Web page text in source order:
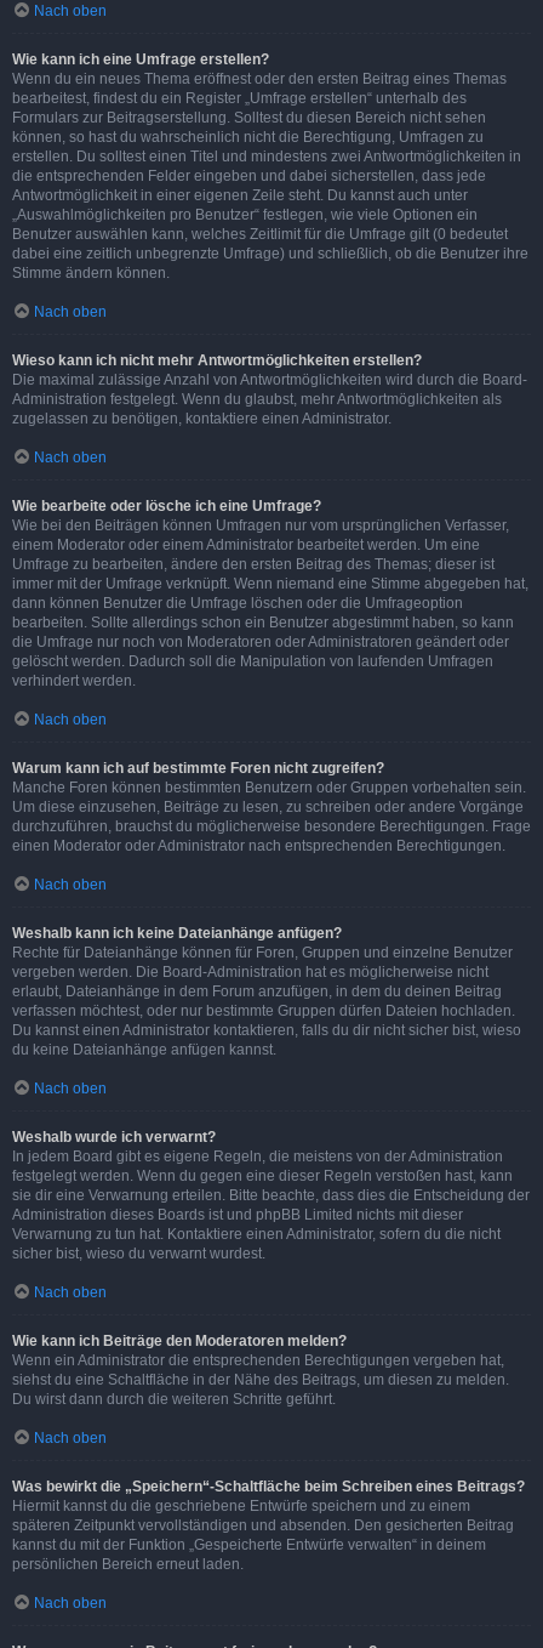
Nach oben
Wie kann ich eine Umfrage erstellen?
Wenn du ein neues Thema eröffnest oder den ersten Beitrag eines Themas
bearbeitest, findest du ein Register „Umfrage erstellen“ unterhalb des
Formulars zur Beitragserstellung. Solltest du diesen Bereich nicht sehen
können, so hast du wahrscheinlich nicht die Berechtigung, Umfragen zu
erstellen. Du solltest einen Titel und mindestens zwei Antwortmöglichkeiten in
die entsprechenden Felder eingeben und dabei sicherstellen, dass jede
Antwortmöglichkeit in einer eigenen Zeile steht. Du kannst auch unter
„Auswahlmöglichkeiten pro Benutzer“ festlegen, wie viele Optionen ein
Benutzer auswählen kann, welches Zeitlimit für die Umfrage gilt (0 bedeutet
dabei eine zeitlich unbegrenzte Umfrage) und schließlich, ob die Benutzer ihre
Stimme ändern können.
Nach oben
Wieso kann ich nicht mehr Antwortmöglichkeiten erstellen?
Die maximal zulässige Anzahl von Antwortmöglichkeiten wird durch die Board-
Administration festgelegt. Wenn du glaubst, mehr Antwortmöglichkeiten als
zugelassen zu benötigen, kontaktiere einen Administrator.
Nach oben
Wie bearbeite oder lösche ich eine Umfrage?
Wie bei den Beiträgen können Umfragen nur vom ursprünglichen Verfasser,
einem Moderator oder einem Administrator bearbeitet werden. Um eine
Umfrage zu bearbeiten, ändere den ersten Beitrag des Themas; dieser ist
immer mit der Umfrage verknüpft. Wenn niemand eine Stimme abgegeben hat,
dann können Benutzer die Umfrage löschen oder die Umfrageoption
bearbeiten. Sollte allerdings schon ein Benutzer abgestimmt haben, so kann
die Umfrage nur noch von Moderatoren oder Administratoren geändert oder
gelöscht werden. Dadurch soll die Manipulation von laufenden Umfragen
verhindert werden.
Nach oben
Warum kann ich auf bestimmte Foren nicht zugreifen?
Manche Foren können bestimmten Benutzern oder Gruppen vorbehalten sein.
Um diese einzusehen, Beiträge zu lesen, zu schreiben oder andere Vorgänge
durchzuführen, brauchst du möglicherweise besondere Berechtigungen. Frage
einen Moderator oder Administrator nach entsprechenden Berechtigungen.
Nach oben
Weshalb kann ich keine Dateianhänge anfügen?
Rechte für Dateianhänge können für Foren, Gruppen und einzelne Benutzer
vergeben werden. Die Board-Administration hat es möglicherweise nicht
erlaubt, Dateianhänge in dem Forum anzufügen, in dem du deinen Beitrag
verfassen möchtest, oder nur bestimmte Gruppen dürfen Dateien hochladen.
Du kannst einen Administrator kontaktieren, falls du dir nicht sicher bist, wieso
du keine Dateianhänge anfügen kannst.
Nach oben
Weshalb wurde ich verwarnt?
In jedem Board gibt es eigene Regeln, die meistens von der Administration
festgelegt werden. Wenn du gegen eine dieser Regeln verstoßen hast, kann
sie dir eine Verwarnung erteilen. Bitte beachte, dass dies die Entscheidung der
Administration dieses Boards ist und phpBB Limited nichts mit dieser
Verwarnung zu tun hat. Kontaktiere einen Administrator, sofern du die nicht
sicher bist, wieso du verwarnt wurdest.
Nach oben
Wie kann ich Beiträge den Moderatoren melden?
Wenn ein Administrator die entsprechenden Berechtigungen vergeben hat,
siehst du eine Schaltfläche in der Nähe des Beitrags, um diesen zu melden.
Du wirst dann durch die weiteren Schritte geführt.
Nach oben
Was bewirkt die „Speichern“-Schaltfläche beim Schreiben eines Beitrags?
Hiermit kannst du die geschriebene Entwürfe speichern und zu einem
späteren Zeitpunkt vervollständigen und absenden. Den gesicherten Beitrag
kannst du mit der Funktion „Gespeicherte Entwürfe verwalten“ in deinem
persönlichen Bereich erneut laden.
Nach oben